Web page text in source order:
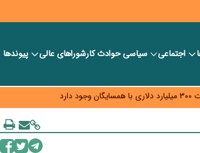
اجتماعی سیاسیحوادث کارشورا‎های عالی پیوندها
واگذار شد
بنزین همچنان در انتظار تأمین منابع و جمع‌بندی نهایی